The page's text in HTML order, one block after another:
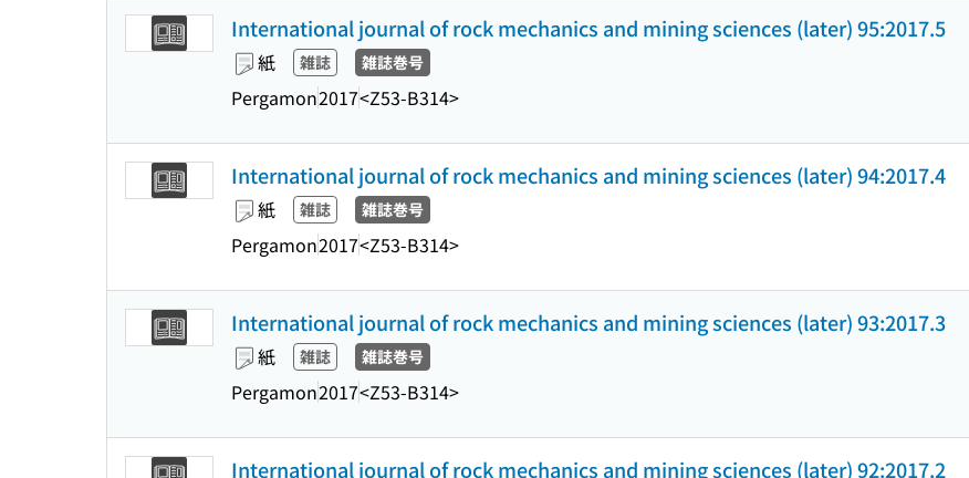
International journal of rock mechanics and mining sciences (later) 95:2017.5
紙 雑誌 雑誌巻号
Pergamon2017<Z53-B314>
International journal of rock mechanics and mining sciences (later) 94:2017.4
紙 雑誌 雑誌巻号
Pergamon2017<Z53-B314>
International journal of rock mechanics and mining sciences (later) 93:2017.3
紙 雑誌 雑誌巻号
Pergamon2017<Z53-B314>
International journal of rock mechanics and mining sciences (later) 92:2017.2